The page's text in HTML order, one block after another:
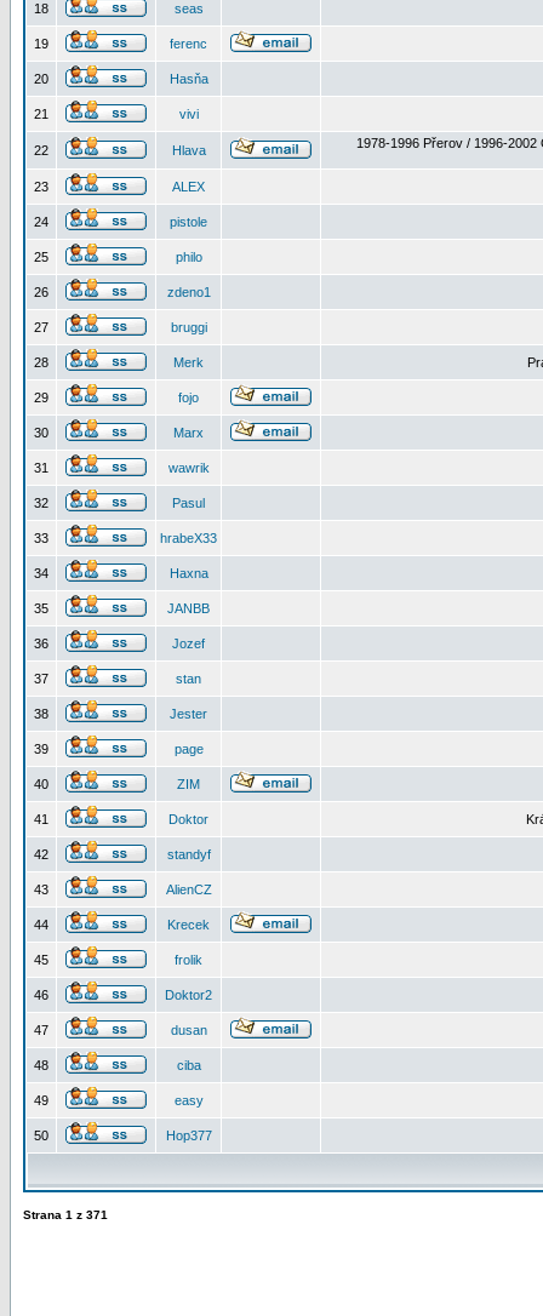
18 seas
19 ferenc
20 Hasňa
21 vivi
22 Hlava 1978-1996 Přerov / 1996-2002
23 ALEX
24 pistole
25 philo
26 zdeno1
27 bruggi
28 Merk
29 fojo
30 Marx
31 wawrik
32 Pasul
33 hrabeX33
34 Haxna
35 JANBB
36 Jozef
37 stan
38 Jester
39 page
40 ZIM
41 Doktor
42 standyf
43 AlienCZ
44 Krecek
45 frolik
46 Doktor2
47 dusan
48 ciba
49 easy
50 Hop377
Strana 1 z 371